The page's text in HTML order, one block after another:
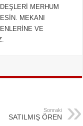
MERHUM
MEKANI
VE
Sonraki
SATILMIŞ ÖREN